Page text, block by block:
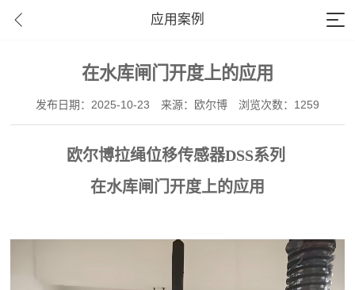
应用案例
在水库闸门开度上的应用
发布日期：2025-10-23 来源：欧尔博 浏览次数： 1259
欧尔博拉绳位移传感器DSS系列
在水库闸门开度上的应用